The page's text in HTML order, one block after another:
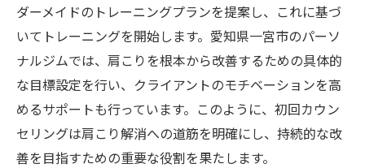
持続可能なフィットネスライフ
体重管理と栄養指導
リハビリ的視点を取り入れたプログラム
パーソナルジムが提供する総合的なサポー
ト
フィットネスを通じた人生の質向上
ダーメイドのトレーニングプランを提案し、これに基づ
いてトレーニングを開始します。愛知県一宮市のパーソ
ナルジムでは、肩こりを根本から改善するための具体的
な目標設定を行い、クライアントのモチベーションを高
めるサポートも行っています。このように、初回カウン
セリングは肩こり解消への道筋を明確にし、持続的な改
善を目指すための重要な役割を果たします。